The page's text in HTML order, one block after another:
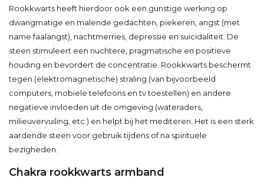
Rookkwarts heeft hierdoor ook een gunstige werking op
dwangmatige en malende gedachten, piekeren, angst (met
name faalangst), nachtmerries, depressie en suïcidaliteit. De
steen stimuleert een nuchtere, pragmatische en positieve
houding en bevordert de concentratie. Rookkwarts beschermt
tegen (elektromagnetische) straling (van bijvoorbeeld
computers, mobiele telefoons en tv toestellen) en andere
negatieve invloeden uit de omgeving (wateraders,
milieuvervuiling, etc.) en helpt bij het mediteren. Het is een sterk
aardende steen voor gebruik tijdens of na spirituele
bezigheden.
Chakra rookkwarts armband